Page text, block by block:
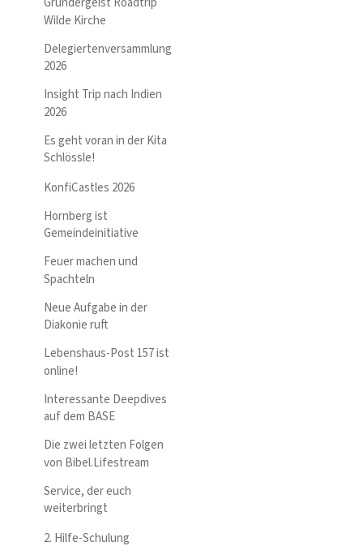
Wilde Kirche
Delegiertenversammlung
2026
Insight Trip nach Indien
2026
Es geht voran in der Kita
Schlössle!
KonfiCastles 2026
Hornberg ist
Gemeindeinitiative
Feuer machen und
Spachteln
Neue Aufgabe in der
Diakonie ruft
Lebenshaus-Post 157 ist
online!
Interessante Deepdives
auf dem BASE
Die zwei letzten Folgen
von Bibel.Lifestream
Service, der euch
weiterbringt
2. Hilfe-Schulung